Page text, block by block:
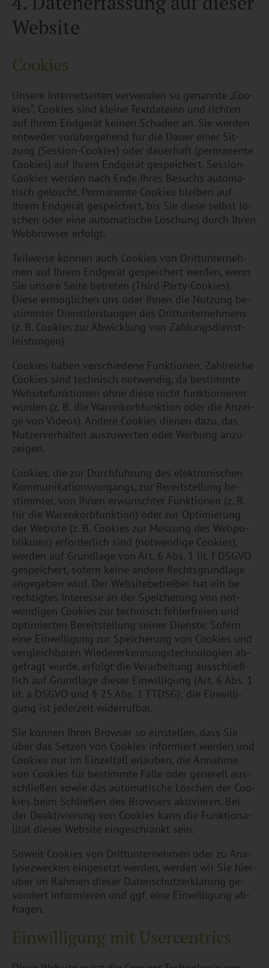
Web­site
Coo­kies
Un­se­re In­ter­net­sei­ten ver­wen­den so ge­nann­te „Coo­
kies“. Coo­kies sind klei­ne Text­da­tei­en und rich­ten
auf Ihrem End­ge­rät kei­nen Scha­den an. Sie wer­den
ent­we­der vor­über­ge­hend für die Dauer einer Sit­
zung (Ses­si­on-Coo­kies) oder dau­er­haft (per­ma­nen­te
Coo­kies) auf Ihrem End­ge­rät ge­spei­chert. Ses­si­on-
Coo­kies wer­den nach Ende Ihres Be­suchs au­to­ma­
tisch ge­löscht. Per­ma­nen­te Coo­kies blei­ben auf
Ihrem End­ge­rät ge­spei­chert, bis Sie diese selbst lö­
schen oder eine au­to­ma­ti­sche Lö­schung durch Ihren
Web­brow­ser er­folgt.
Teil­wei­se kön­nen auch Coo­kies von Dritt­un­ter­neh­
men auf Ihrem End­ge­rät ge­spei­chert wer­den, wenn
Sie un­se­re Seite be­tre­ten (Third-Party-Coo­kies).
Diese er­mög­li­chen uns oder Ihnen die Nut­zung be­
stimm­ter Dienst­leis­tun­gen des Dritt­un­ter­neh­mens
(z. B. Coo­kies zur Ab­wick­lung von Zah­lungs­dienst­
leis­tun­gen).
Coo­kies haben ver­schie­de­ne Funk­tio­nen. Zahl­rei­che
Coo­kies sind tech­nisch not­wen­dig, da be­stimm­te
Web­site­funk­tio­nen ohne diese nicht funk­tio­nie­ren
wür­den (z. B. die Wa­ren­korb­funk­ti­on oder die An­zei­
ge von Vi­de­os). An­de­re Coo­kies die­nen dazu, das
Nut­zer­ver­hal­ten aus­zu­wer­ten oder Wer­bung an­zu­
zei­gen.
Coo­kies, die zur Durch­füh­rung des elek­tro­ni­schen
Kom­mu­ni­ka­ti­ons­vor­gangs, zur Be­reit­stel­lung be­
stimm­ter, von Ihnen er­wünsch­ter Funk­tio­nen (z. B.
für die Wa­ren­korb­funk­ti­on) oder zur Op­ti­mie­rung
der Web­site (z. B. Coo­kies zur Mes­sung des Web­pu­
bli­kums) er­for­der­lich sind (not­wen­di­ge Coo­kies),
wer­den auf Grund­la­ge von Art. 6 Abs. 1 lit. f DSGVO
ge­spei­chert, so­fern keine an­de­re Rechts­grund­la­ge
an­ge­ge­ben wird. Der Web­site­be­trei­ber hat ein be­
rech­tig­tes In­ter­es­se an der Spei­che­rung von not­
wen­di­gen Coo­kies zur tech­nisch feh­ler­frei­en und
op­ti­mier­ten Be­reit­stel­lung sei­ner Diens­te. So­fern
eine Ein­wil­li­gung zur Spei­che­rung von Coo­kies und
ver­gleich­ba­ren Wie­der­erken­nungs­tech­no­lo­gi­en ab­
ge­fragt wurde, er­folgt die Ver­ar­bei­tung aus­schlie­ß­
lich auf Grund­la­ge die­ser Ein­wil­li­gung (Art. 6 Abs. 1
lit. a DSGVO und § 25 Abs. 1 TTDSG); die Ein­wil­li­
gung ist je­der­zeit wi­der­ruf­bar.
Sie kön­nen Ihren Brow­ser so ein­stel­len, dass Sie
über das Set­zen von Coo­kies in­for­miert wer­den und
Coo­kies nur im Ein­zel­fall er­lau­ben, die An­nah­me
von Coo­kies für be­stimm­te Fälle oder ge­ne­rell aus­
schlie­ßen sowie das au­to­ma­ti­sche Lö­schen der Coo­
kies beim Schlie­ßen des Brow­sers ak­ti­vie­ren. Bei
der De­ak­ti­vie­rung von Coo­kies kann die Funk­tio­na­
li­tät die­ser Web­site ein­ge­schränkt sein.
So­weit Coo­kies von Dritt­un­ter­neh­men oder zu Ana­
ly­se­zwe­cken ein­ge­setzt wer­den, wer­den wir Sie hier­
über im Rah­men die­ser Da­ten­schut­z­er­klä­rung ge­
son­dert in­for­mie­ren und ggf. eine Ein­wil­li­gung ab­
fra­gen.
Ein­wil­li­gung mit User­cen­trics